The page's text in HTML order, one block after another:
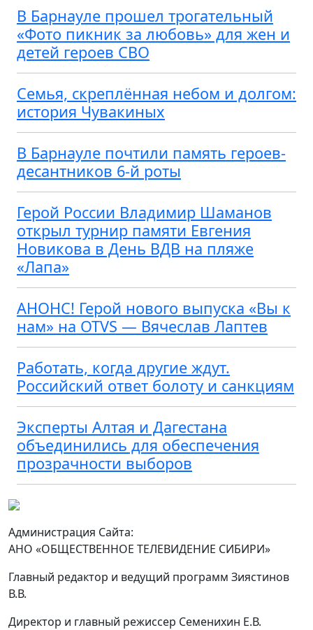
В Барнауле прошел трогательный
«Фото пикник за любовь» для жен и
детей героев СВО
Семья, скреплённая небом и долгом:
история Чувакиных
В Барнауле почтили память героев-
десантников 6-й роты
Герой России Владимир Шаманов
открыл турнир памяти Евгения
Новикова в День ВДВ на пляже
«Лапа»
АНОНС! Герой нового выпуска «Вы к
нам» на OTVS — Вячеслав Лаптев
Работать, когда другие ждут.
Российский ответ болоту и санкциям
Эксперты Алтая и Дагестана
объединились для обеспечения
прозрачности выборов
Администрация Сайта:
АНО «ОБЩЕСТВЕННОЕ ТЕЛЕВИДЕНИЕ СИБИРИ»
Главный редактор и ведущий программ Зиястинов
В.В.
Директор и главный режиссер Семенихин Е.В.